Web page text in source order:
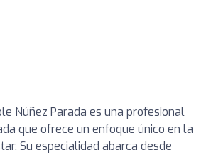
Núñez Parada es una profesional
que ofrece un enfoque único en la
Su especialidad abarca desde